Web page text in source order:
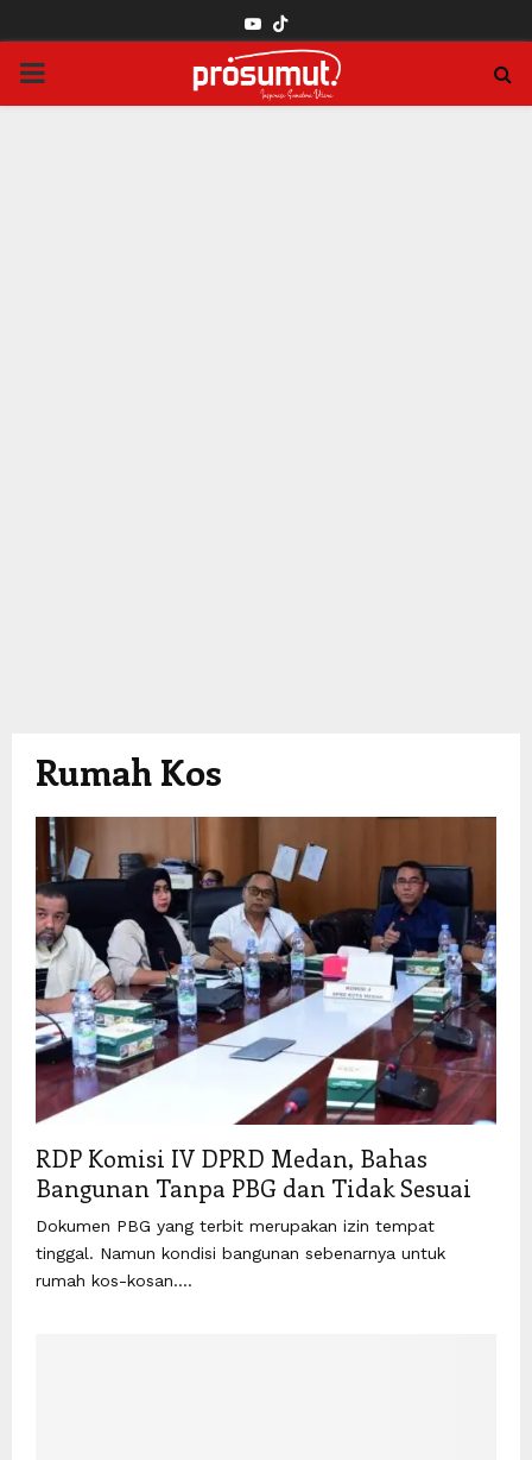
YOUTUBE
PRIMARY
Rumah Kos
RDP Komisi IV DPRD Medan, Bahas
Bangunan Tanpa PBG dan Tidak Sesuai
Dokumen PBG yang terbit merupakan izin tempat
tinggal. Namun kondisi bangunan sebenarnya untuk
rumah kos-kosan....